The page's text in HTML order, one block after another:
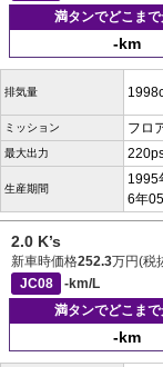
満タンでどこまで
-km
排気量
ミッション フロ
最大出力
生産期間
1995
6年
2.0 K’s
新車時価格252.3万円(税
JC08
-km/L
満タンでどこまで
-km